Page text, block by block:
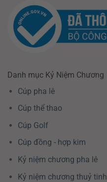
Danh mục Kỷ Niệm Chương
Cúp pha lê
Cúp thể thao
Cúp Golf
Cúp đồng - hợp kim
Kỷ niệm chương pha lê
Kỷ niệm chương thuỷ tinh